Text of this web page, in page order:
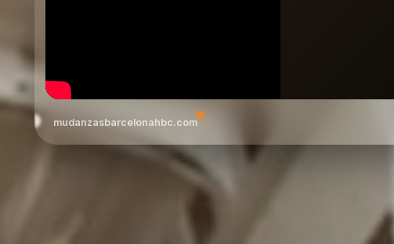
mudanzasbarcelonahbc.com